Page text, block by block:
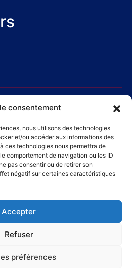
consentement
nous utilisons des technologies
et/ou accéder aux informations des
ces technologies nous permettra de
comportement de navigation ou les ID
pas consentir ou de retirer son
négatif sur certaines caractéristiques
Accepter
Refuser
préférences